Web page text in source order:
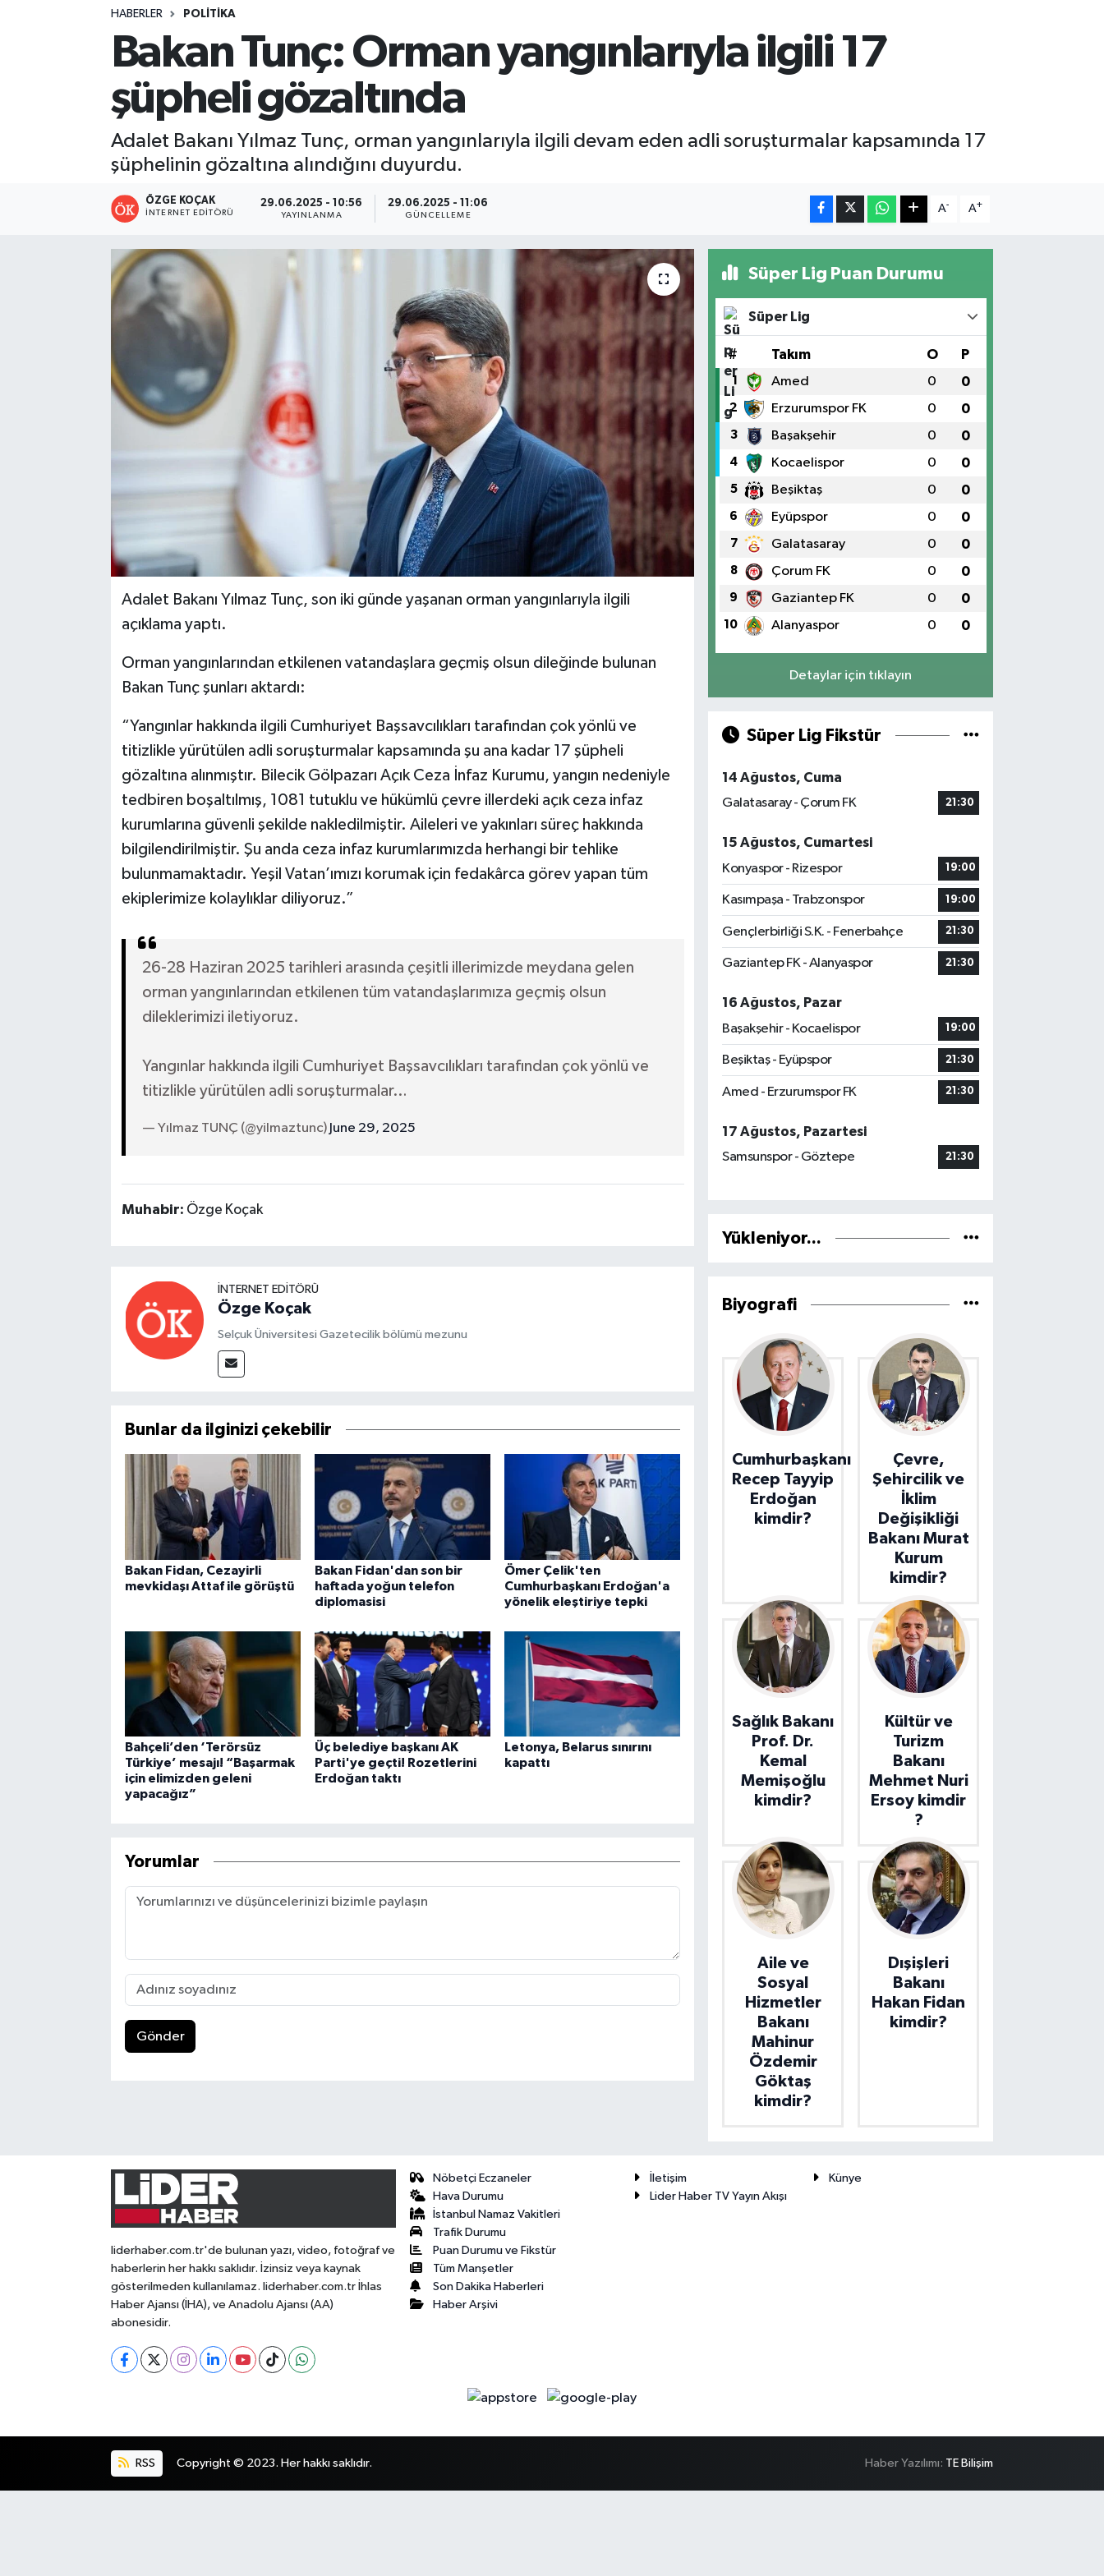
HABERLER POLITIKA
Bakan Tunç: Orman yangınlarıyla ilgili 17
şüpheli gözaltında
Adalet Bakanı Yılmaz Tunç, orman yangınlarıyla ilgili devam eden adli soruşturmalar kapsamında 17
şüphelinin gözaltına alındığını duyurdu.
ÖZGE KOÇAK
İNTERNET EDITÖRÜ
29.06.2025 - 10:56
YAYINLANMA
29.06.2025 - 11:06
GÜNCELLEME
A- A+
Adalet Bakanı Yılmaz Tunç, son iki günde yaşanan orman yangınlarıyla ilgili
açıklama yaptı.
Orman yangınlarından etkilenen vatandaşlara geçmiş olsun dileğinde bulunan
Bakan Tunç şunları aktardı:
“Yangınlar hakkında ilgili Cumhuriyet Başsavcılıkları tarafından çok yönlü ve
titizlikle yürütülen adli soruşturmalar kapsamında şu ana kadar 17 şüpheli
gözaltına alınmıştır. Bilecik Gölpazarı Açık Ceza İnfaz Kurumu, yangın nedeniyle
tedbiren boşaltılmış, 1081 tutuklu ve hükümlü çevre illerdeki açık ceza infaz
kurumlarına güvenli şekilde nakledilmiştir. Aileleri ve yakınları süreç hakkında
bilgilendirilmiştir. Şu anda ceza infaz kurumlarımızda herhangi bir tehlike
bulunmamaktadır. Yeşil Vatan’ımızı korumak için fedakârca görev yapan tüm
ekiplerimize kolaylıklar diliyoruz.”
26-28 Haziran 2025 tarihleri arasında çeşitli illerimizde meydana gelen
orman yangınlarından etkilenen tüm vatandaşlarımıza geçmiş olsun
dileklerimizi iletiyoruz.
Yangınlar hakkında ilgili Cumhuriyet Başsavcılıkları tarafından çok yönlü ve
titizlikle yürütülen adli soruşturmalar…
— Yılmaz TUNÇ (@yilmaztunc) June 29, 2025
Muhabir: Özge Koçak
İNTERNET EDITÖRÜ
Özge Koçak
Selçuk Üniversitesi Gazetecilik bölümü mezunu
Bunlar da ilginizi çekebilir
Bakan Fidan, Cezayirli
mevkidaşı Attaf ile görüştü
Bakan Fidan'dan son bir
haftada yoğun telefon
diplomasisi
Ömer Çelik'ten
Cumhurbaşkanı Erdoğan'a
yönelik eleştiriye tepki
Bahçeli’den ‘Terörsüz
Türkiye’ mesajı! “Başarmak
için elimizden geleni
yapacağız”
Üç belediye başkanı AK
Parti'ye geçti! Rozetlerini
Erdoğan taktı
Letonya, Belarus sınırını
kapattı
Yorumlar
Gönder
Süper Lig Puan Durumu
Süper Lig
# Takım O P
1 Amed 0 0
2 Erzurumspor FK 0 0
3 Başakşehir 0 0
4 Kocaelispor 0 0
5 Beşiktaş 0 0
6 Eyüpspor 0 0
7 Galatasaray 0 0
8 Çorum FK 0 0
9 Gaziantep FK 0 0
10 Alanyaspor 0 0
Detaylar için tıklayın
Süper Lig Fikstür
14 Ağustos, Cuma
Galatasaray - Çorum FK
21:30
15 Ağustos, Cumartesi
Konyaspor - Rizespor
19:00
Kasımpaşa - Trabzonspor 19:00
Gençlerbirliği S.K. - Fenerbahçe 21:30
Gaziantep FK - Alanyaspor 21:30
16 Ağustos, Pazar
Başakşehir - Kocaelispor
19:00
Beşiktaş - Eyüpspor 21:30
Amed - Erzurumspor FK 21:30
17 Ağustos, Pazartesi
Samsunspor - Göztepe
21:30
Yükleniyor...
Biyografi
Cumhurbaşkanı
Recep Tayyip
Erdoğan
kimdir?
Çevre,
Şehircilik ve
İklim
Değişikliği
Bakanı Murat
Kurum
kimdir?
Sağlık Bakanı
Prof. Dr.
Kemal
Memişoğlu
kimdir?
Kültür ve
Turizm
Bakanı
Mehmet Nuri
Ersoy kimdir
?
Aile ve
Sosyal
Hizmetler
Bakanı
Mahinur
Özdemir
Göktaş
kimdir?
Dışişleri
Bakanı
Hakan Fidan
kimdir?
liderhaber.com.tr'de bulunan yazı, video, fotoğraf ve
haberlerin her hakkı saklıdır. İzinsiz veya kaynak
gösterilmeden kullanılamaz. liderhaber.com.tr İhlas
Haber Ajansı (İHA), ve Anadolu Ajansı (AA)
abonesidir.
Nöbetçi Eczaneler
Hava Durumu
İstanbul Namaz Vakitleri
Trafik Durumu
Puan Durumu ve Fikstür
Tüm Manşetler
Son Dakika Haberleri
Haber Arşivi
İletişim
Künye
Lider Haber TV Yayın Akışı
RSS Copyright © 2023. Her hakkı saklıdır. Haber Yazılımı: TE Bilişim
Kültür - Sanat
Lider Haber TV Canlı Yayın izle